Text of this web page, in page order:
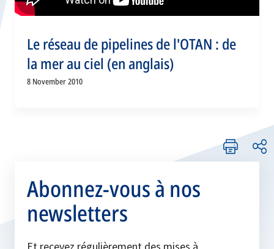
Le réseau de pipelines de l'OTAN : de
la mer au ciel (en anglais)
8 November 2010
Abonnez-vous à nos
newsletters